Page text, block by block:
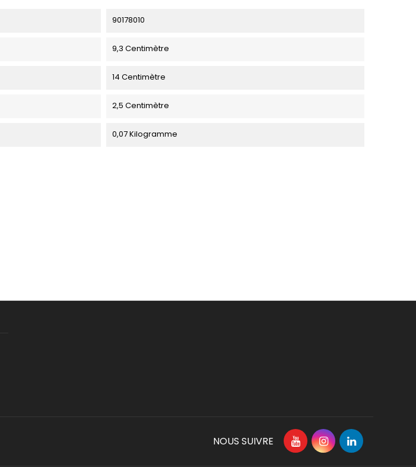
90178010
9,3 Centimètre
14 Centimètre
2,5 Centimètre
0,07 Kilogramme
NOUS SUIVRE